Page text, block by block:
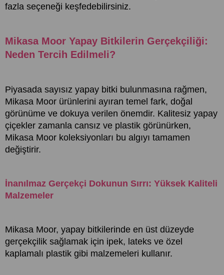
fazla seçeneği keşfedebilirsiniz.
Mikasa Moor Yapay Bitkilerin Gerçekçiliği:
Neden Tercih Edilmeli?
Piyasada sayısız yapay bitki bulunmasına rağmen,
Mikasa Moor ürünlerini ayıran temel fark, doğal
görünüme ve dokuya verilen önemdir. Kalitesiz yapay
çiçekler zamanla cansız ve plastik görünürken,
Mikasa Moor koleksiyonları bu algıyı tamamen
değiştirir.
İnanılmaz Gerçekçi Dokunun Sırrı: Yüksek Kaliteli
Malzemeler
Mikasa Moor, yapay bitkilerinde en üst düzeyde
gerçekçilik sağlamak için ipek, lateks ve özel
kaplamalı plastik gibi malzemeleri kullanır.